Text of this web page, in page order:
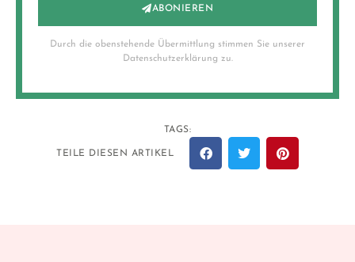
ABONIEREN
Durch die obenstehende Übermittlung stimmen Sie unserer
Datenschutzerklärung zu.
TAGS:
TEILE DIESEN ARTIKEL